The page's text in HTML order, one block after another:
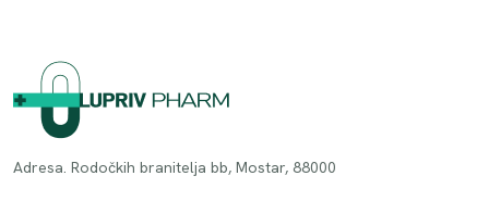
Adresa. Rodočkih branitelja bb, Mostar, 88000